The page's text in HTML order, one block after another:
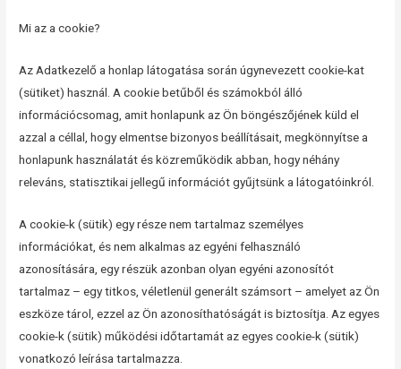
Mi az a cookie?
Az Adatkezelő a honlap látogatása során úgynevezett cookie-kat
(sütiket) használ. A cookie betűből és számokból álló
információcsomag, amit honlapunk az Ön böngészőjének küld el
azzal a céllal, hogy elmentse bizonyos beállításait, megkönnyítse a
honlapunk használatát és közreműködik abban, hogy néhány
releváns, statisztikai jellegű információt gyűjtsünk a látogatóinkról.
A cookie-k (sütik) egy része nem tartalmaz személyes
információkat, és nem alkalmas az egyéni felhasználó
azonosítására, egy részük azonban olyan egyéni azonosítót
tartalmaz – egy titkos, véletlenül generált számsort – amelyet az Ön
eszköze tárol, ezzel az Ön azonosíthatóságát is biztosítja. Az egyes
cookie-k (sütik) működési időtartamát az egyes cookie-k (sütik)
vonatkozó leírása tartalmazza.